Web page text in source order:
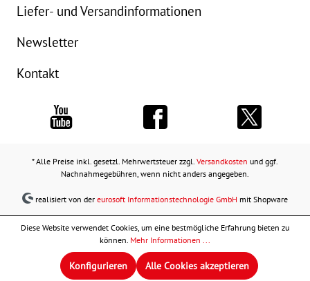
Liefer- und Versandinformationen
Newsletter
Kontakt
* Alle Preise inkl. gesetzl. Mehrwertsteuer zzgl. Versandkosten und ggf.
Nachnahmegebühren, wenn nicht anders angegeben.
realisiert von dereurosoft Informationstechnologie GmbH mit Shopware
Diese Website verwendet Cookies, um eine bestmögliche Erfahrung bieten zu
können. Mehr Informationen ...
Konfigurieren Alle Cookies akzeptieren